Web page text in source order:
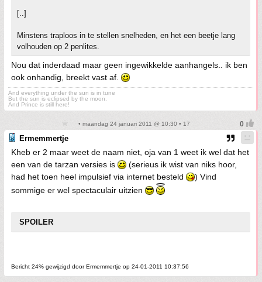
[..]
Minstens traploos in te stellen snelheden, en het een beetje lang
volhouden op 2 penlites.
Nou dat inderdaad maar geen ingewikkelde aanhangels.. ik ben
ook onhandig, breekt vast af.
And everything under the sun is in tune
But the sun is eclipsed by the moon.
And Prince is still here!
• maandag 24 januari 2011 @ 10:30 • 17
Ermemmertje
Kheb er 2 maar weet de naam niet, oja van 1 weet ik wel dat het
een van de tarzan versies is
(serieus ik wist van niks hoor,
had het toen heel impulsief via internet besteld
) Vind
sommige er wel spectaculair uitzien
SPOILER
Bericht 24% gewijzigd door Ermemmertje op 24-01-2011 10:37:56